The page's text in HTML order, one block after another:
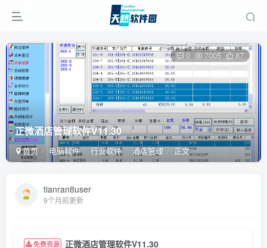
正微酒店管理软件V11.30
首页 电脑软件 行业软件 酒店管理 正文
0 7005 87
tianran8user
9个月前更新
免费资源 正微酒店管理软件V11.30